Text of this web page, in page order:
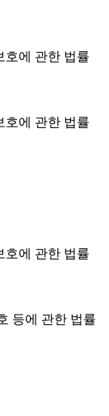
에 관한 법률
에 관한 법률
에 관한 법률
등에 관한 법률